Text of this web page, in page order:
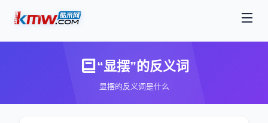
“显摆”的反义词
显摆的反义词是什么